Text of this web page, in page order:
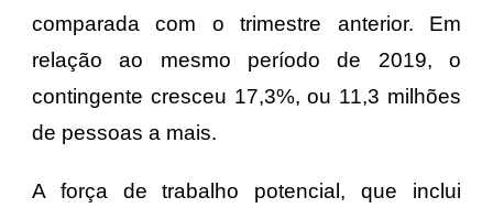
comparada com o trimestre anterior. Em
relação ao mesmo período de 2019, o
contingente cresceu 17,3%, ou 11,3 milhões
de pessoas a mais.
A força de trabalho potencial, que inclui